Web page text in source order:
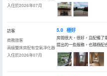
入住於2026年07月
訪客
商務旅客
高級雙床房配有空氣凈化器
入住於2026年07月
5.0 極好
房間很大，很好，且配備了
提出的一些服務，也積極配